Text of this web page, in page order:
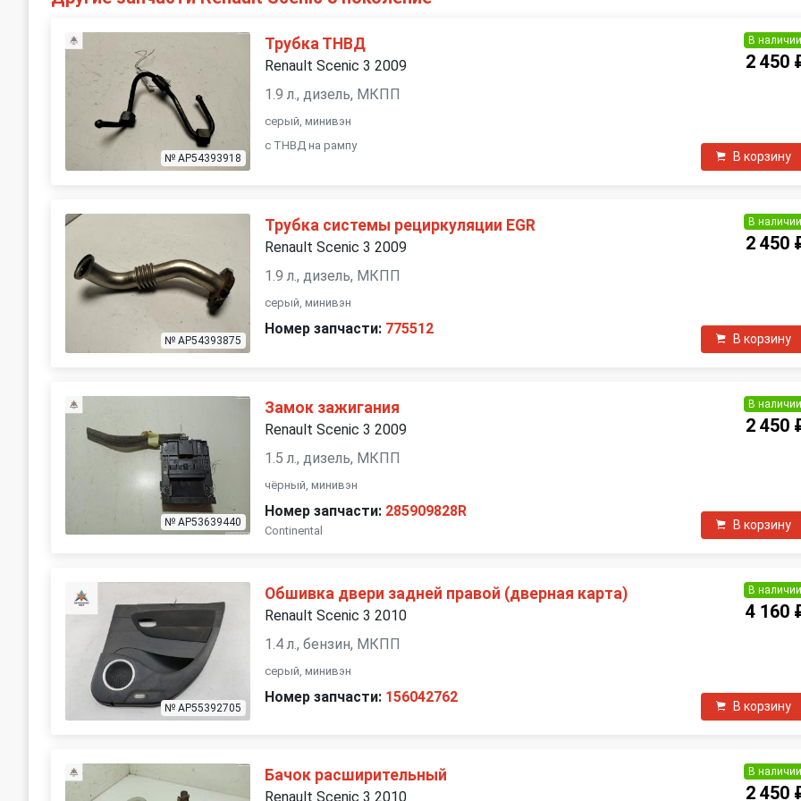
№ AP54393918
Трубка ТНВД
Renault Scenic 3 2009
1.9 л., дизель, МКПП
серый, минивэн
с ТНВД на рампу
В наличии
2 450
В корзину
№ AP54393875
Трубка системы рециркуляции EGR
Renault Scenic 3 2009
1.9 л., дизель, МКПП
серый, минивэн
Номер запчасти: 775512
В наличии
2 450
В корзину
№ AP53639440
Замок зажигания
Renault Scenic 3 2009
1.5 л., дизель, МКПП
чёрный, минивэн
Номер запчасти: 285909828R
Continental
В наличии
2 450
В корзину
№ AP55392705
Обшивка двери задней правой (дверная карта)
Renault Scenic 3 2010
1.4 л., бензин, МКПП
серый, минивэн
Номер запчасти: 156042762
В наличии
4 160
В корзину
Бачок расширительный
Renault Scenic 3 2010
В наличии
2 450